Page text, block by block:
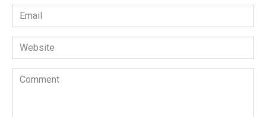
Email
*
Website
Comment